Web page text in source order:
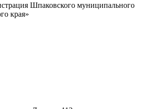
Шпаковского муниципального
края»